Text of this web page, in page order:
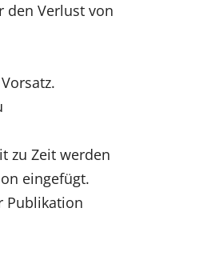
den Verlust von
zu Zeit werden
eingefügt.
Publikation